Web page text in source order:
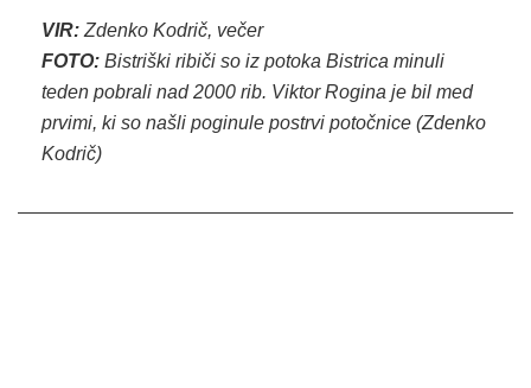
VIR: Zdenko Kodrič, večer
FOTO: Bistriški ribiči so iz potoka Bistrica minuli
teden pobrali nad 2000 rib. Viktor Rogina je bil med
prvimi, ki so našli poginule postrvi potočnice (Zdenko
Kodrič)